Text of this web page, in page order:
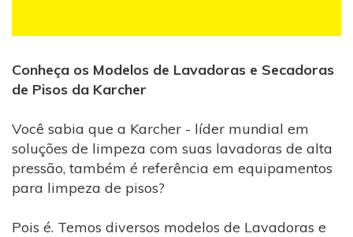
Conheça os Modelos de Lavadoras e Secadoras
de Pisos da Karcher
Você sabia que a Karcher - líder mundial em
soluções de limpeza com suas lavadoras de alta
pressão, também é referência em equipamentos
para limpeza de pisos?
Pois é. Temos diversos modelos de Lavadoras e